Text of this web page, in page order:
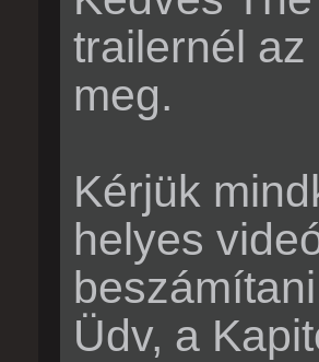
trailernél
meg.
Kérjük
helyes
Üdv, a